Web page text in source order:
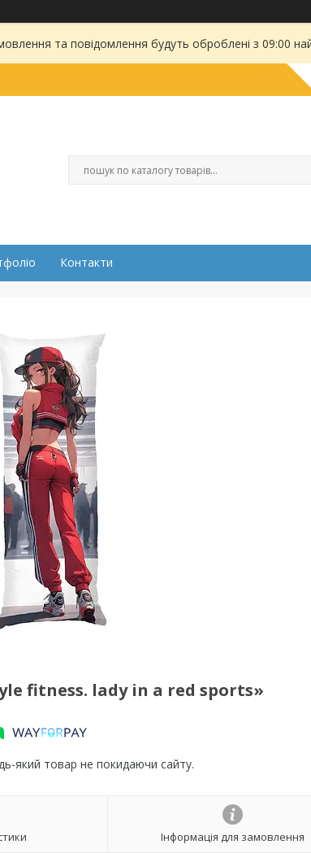
та повідомлення будуть оброблені з 09:00
Контакти
fitness. lady in a red sports»
який товар не покидаючи сайту.
Інформація для замовлення